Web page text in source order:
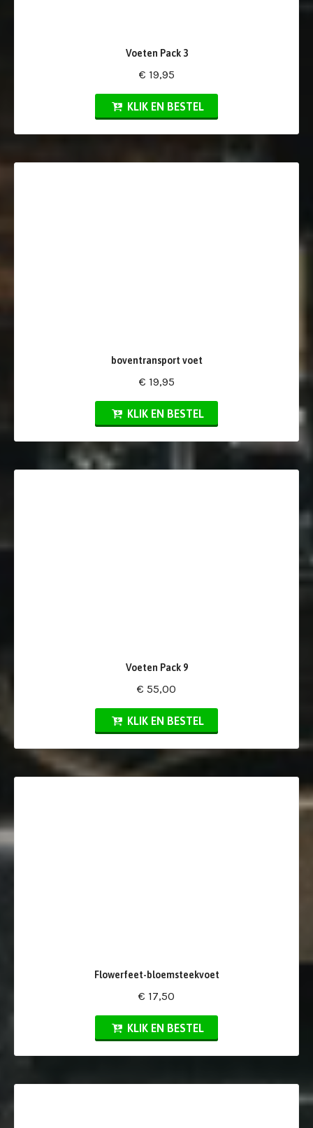
Voeten Pack 3
€ 19,95
KLIK EN BESTEL
boventransport voet
€ 19,95
KLIK EN BESTEL
Voeten Pack 9
€ 55,00
KLIK EN BESTEL
Flowerfeet-bloemsteekvoet
€ 17,50
KLIK EN BESTEL